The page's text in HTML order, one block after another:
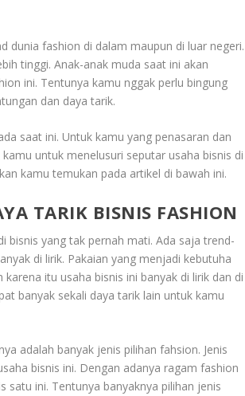
dunia fashion di dalam maupun di luar negeri.
tinggi. Anak-anak muda saat ini akan
ini. Tentunya kamu nggak perlu bingung
dan daya tarik.
saat ini. Untuk kamu yang penasaran dan
untuk menelusuri seputar usaha bisnis di
kamu temukan pada artikel di bawah ini.
TARIK BISNIS FASHION
bisnis yang tak pernah mati. Ada saja trend-
di lirik. Pakaian yang menjadi kebutuha
itu usaha bisnis ini banyak di lirik dan di
banyak sekali daya tarik lain untuk kamu
adalah banyak jenis pilihan fahsion. Jenis
bisnis ini. Dengan adanya ragam fashion
satu ini. Tentunya banyaknya pilihan jenis